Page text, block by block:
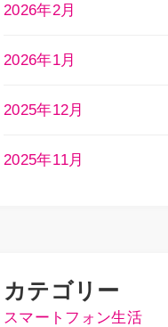
2026年2月
2026年1月
2025年12月
2025年11月
カテゴリー
スマートフォン生活